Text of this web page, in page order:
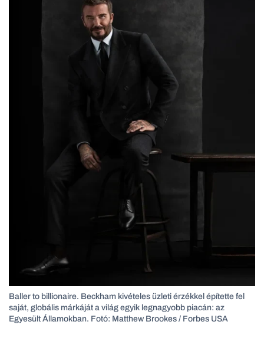
Baller to billionaire. Beckham kivételes üzleti érzékkel építette fel
saját, globális márkáját a világ egyik legnagyobb piacán: az
Egyesült Államokban. Fotó: Matthew Brookes / Forbes USA